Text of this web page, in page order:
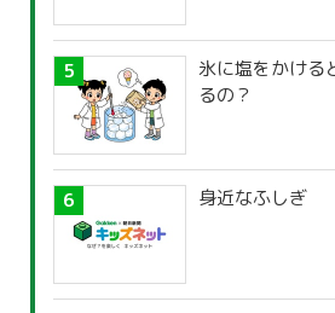
氷に塩をかける
るの？
身近なふしぎ